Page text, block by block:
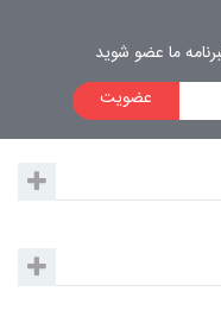
ما عضو شوید
عضویت